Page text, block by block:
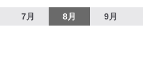
7月 8月 9月